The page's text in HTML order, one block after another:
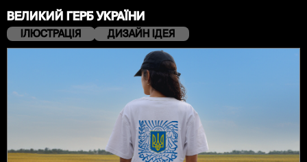
ВЕЛИКИЙ ГЕРБ УКРАЇНИ
ІЛЮСТРАЦІЯ ДИЗАЙН ІДЕЯ